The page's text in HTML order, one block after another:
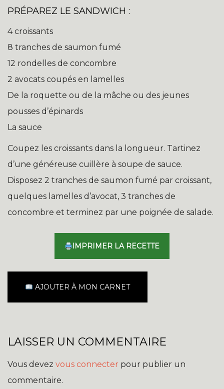
PRÉPAREZ LE SANDWICH :
4 croissants
8 tranches de saumon fumé
12 rondelles de concombre
2 avocats coupés en lamelles
De la roquette ou de la mâche ou des jeunes
pousses d’épinards
La sauce
Coupez les croissants dans la longueur. Tartinez
d’une généreuse cuillère à soupe de sauce.
Disposez 2 tranches de saumon fumé par croissant,
quelques lamelles d’avocat, 3 tranches de
concombre et terminez par une poignée de salade.
IMPRIMER LA RECETTE
AJOUTER À MON CARNET
LAISSER UN COMMENTAIRE
Vous devez vous connecter pour publier un
commentaire.